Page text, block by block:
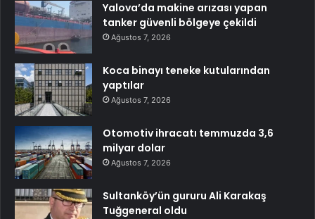
Yalova’da makine arızası yapan
tanker güvenli bölgeye çekildi
Ağustos 7, 2026
Koca binayı teneke kutularından
yaptılar
Ağustos 7, 2026
Otomotiv ihracatı temmuzda 3,6
milyar dolar
Ağustos 7, 2026
Sultanköy’ün gururu Ali Karakaş
Tuğgeneral oldu